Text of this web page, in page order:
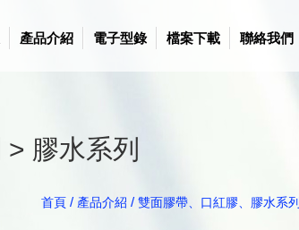
產品介紹 電子型錄 檔案下載 聯絡我們
> 膠水系列
首頁 / 產品介紹 / 雙面膠帶、口紅膠、膠水系列